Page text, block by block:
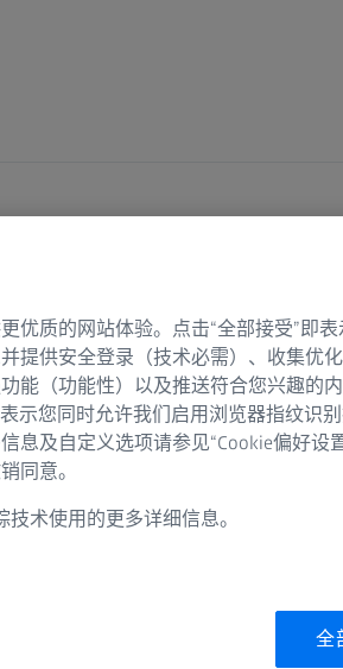
自然观察
自然观察
申请设备
优质的网站体验。点击“全部接受”即
提供安全登录（技术必需）、收集优
能（功能性）以及推送符合您兴趣的
示您同时允许我们启用浏览器指纹识
息及自定义选项请参见“Cookie偏好设
同意。
术使用的更多详细信息。
全